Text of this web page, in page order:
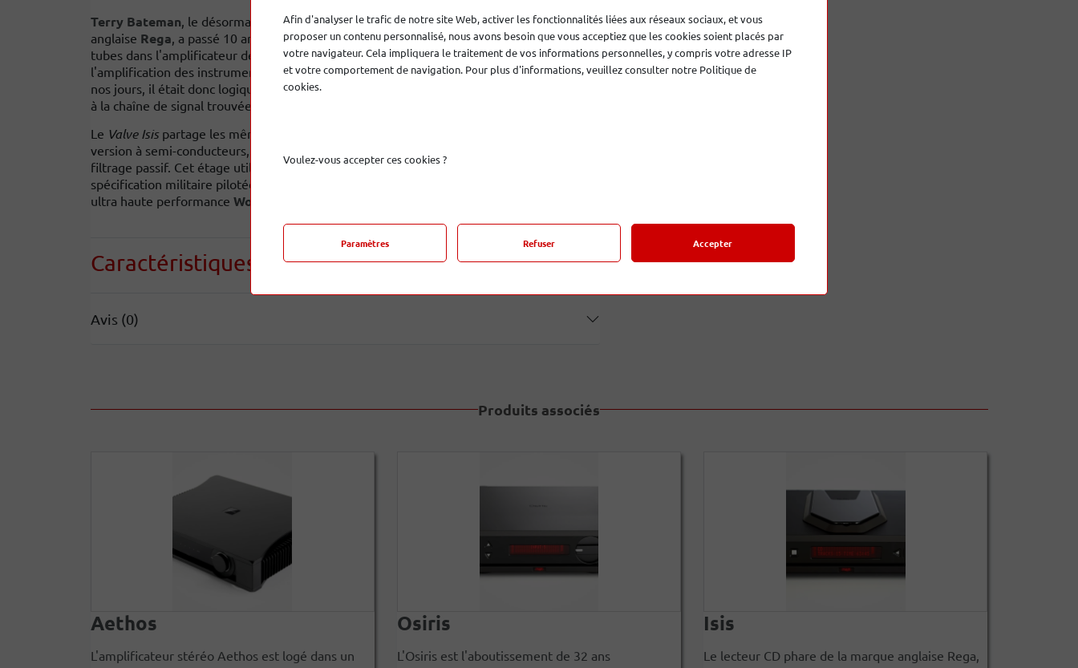
Terry Bateman, le désormais légendaire ingénieur en électronique en chef de la marque
anglaise Rega, a passé 10 ans à rechercher le concept d'un lecteur de CD utilisant des
tubes dans l'amplificateur de sortie. Les tubes ont été largement utilisées dans
l'amplification des instruments de musique et des enregistrements des années 1950 à
nos jours, il était donc logique de développer un lecteur de CD à tubes pour correspondre
à la chaîne de signal trouvée dans de telles applications.
Le Valve Isispartage les mêmes sections numériques et USB que celles trouvées dans la
version à semi-conducteurs, cependant, l'étage analogique est basé sur un tube avec un
filtrage passif. Cet étage utilise deux triodes triple mica 5814A (ECC82/12AU7) de
spécification militaire pilotées par le révolutionnaire convertisseur numérique-analogique
ultra haute performance Wolfson
Caractéristiques techniques
Avis (0)
Produits associés
Aethos
L'amplificateur stéréo Aethos est logé dans un
Osiris
L'Osiris est l'aboutissement de 32 ans
Isis
Le lecteur CD phare de la marque anglaise Rega,
Afin d'analyser le trafic de notre site Web, activer les fonctionnalités liées aux réseaux sociaux, et vous
proposer un contenu personnalisé, nous avons besoin que vous acceptiez que les cookies soient placés par
votre navigateur. Cela impliquera le traitement de vos informations personnelles, y compris votre adresse IP
et votre comportement de navigation. Pour plus d'informations, veuillez consulter notre Politique de
cookies.
Voulez-vous accepter ces cookies ?
Paramètres Refuser Accepter